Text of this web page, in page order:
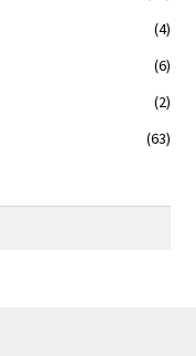
(4)
(6)
(2)
(63)